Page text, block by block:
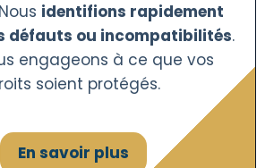
identifions rapidement
défauts ou incompatibilités.
engageons à ce que vos
soient protégés.
En savoir plus